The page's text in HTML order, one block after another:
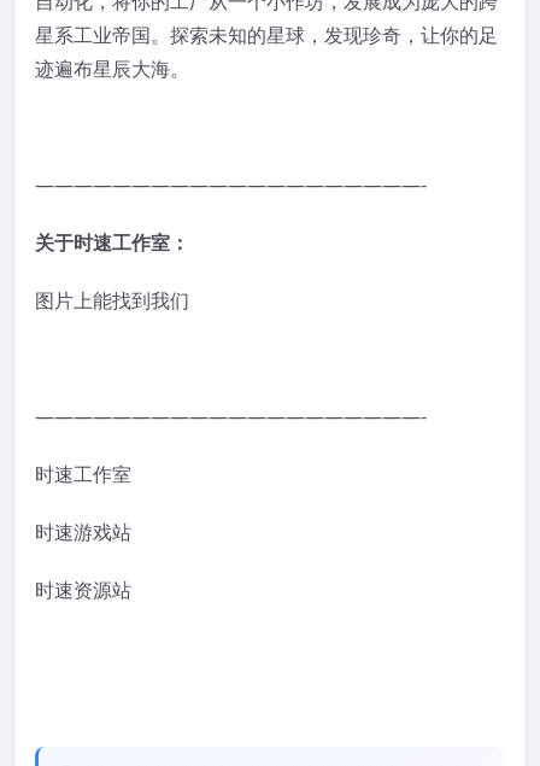
星系工业帝国。探索未知的星球，发现珍奇，让你的足
迹遍布星辰大海。
————————————————————-
关于时速工作室：
图片上能找到我们
————————————————————-
时速工作室
时速游戏站
时速资源站